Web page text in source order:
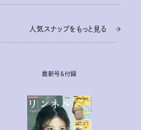
人気スナップをもっと見る
最新号＆付録
人気スナップをもっと見る
最新号＆付録